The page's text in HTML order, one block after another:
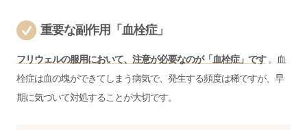
重要な副作用「血栓症」
フリウェルの服用において、注意が必要なのが「血栓症」です。血
栓症は血の塊ができてしまう病気で、発生する頻度は稀ですが、早
期に気づいて対処することが大切です。